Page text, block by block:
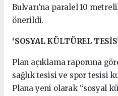
Bulvarı’na paralel 10
önerildi.
‘SOSYAL KÜLTÜREL
Plan açıklama raporuna
sağlık tesisi ve spor tesisi
Plana yeni olarak “sosyal